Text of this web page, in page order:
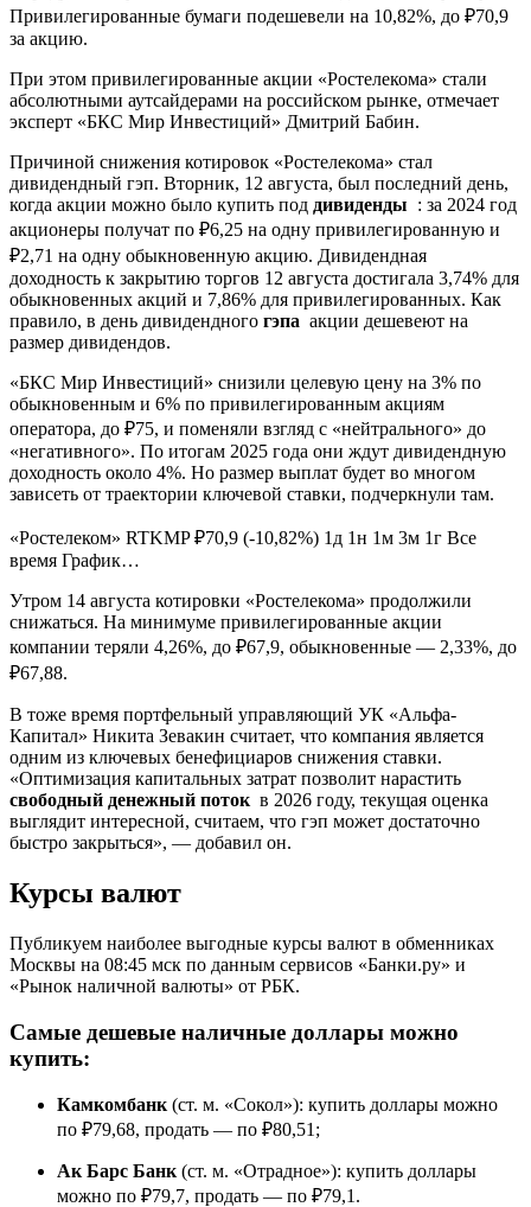
Привилегированные бумаги подешевели на 10,82%, до ₽70,9
за акцию.
При этом привилегированные акции «Ростелекома» стали
абсолютными аутсайдерами на российском рынке, отмечает
эксперт «БКС Мир Инвестиций» Дмитрий Бабин.
Причиной снижения котировок «Ростелекома» стал
дивидендный гэп. Вторник, 12 августа, был последний день,
когда акции можно было купить под дивиденды : за 2024 год
акционеры получат по ₽6,25 на одну привилегированную и
₽2,71 на одну обыкновенную акцию. Дивидендная
доходность к закрытию торгов 12 августа достигала 3,74% для
обыкновенных акций и 7,86% для привилегированных. Как
правило, в день дивидендного гэпа акции дешевеют на
размер дивидендов.
«БКС Мир Инвестиций» снизили целевую цену на 3% по
обыкновенным и 6% по привилегированным акциям
оператора, до ₽75, и поменяли взгляд с «нейтрального» до
«негативного». По итогам 2025 года они ждут дивидендную
доходность около 4%. Но размер выплат будет во многом
зависеть от траектории ключевой ставки, подчеркнули там.
«Ростелеком» RTKMP ₽70,9 (-10,82%) 1д 1н 1м 3м 1г Все
время График…
Утром 14 августа котировки «Ростелекома» продолжили
снижаться. На минимуме привилегированные акции
компании теряли 4,26%, до ₽67,9, обыкновенные — 2,33%, до
₽67,88.
В тоже время портфельный управляющий УК «Альфа-
Капитал» Никита Зевакин считает, что компания является
одним из ключевых бенефициаров снижения ставки.
«Оптимизация капитальных затрат позволит нарастить
свободный денежный поток в 2026 году, текущая оценка
выглядит интересной, считаем, что гэп может достаточно
быстро закрыться», — добавил он.
Курсы валют
Публикуем наиболее выгодные курсы валют в обменниках
Москвы на 08:45 мск по данным сервисов «Банки.ру» и
«Рынок наличной валюты» от РБК.
Самые дешевые наличные доллары можно
купить:
Камкомбанк (ст. м. «Сокол»): купить доллары можно
по ₽79,68, продать — по ₽80,51;
Ак Барс Банк (ст. м. «Отрадное»): купить доллары
можно по ₽79,7, продать — по ₽79,1.